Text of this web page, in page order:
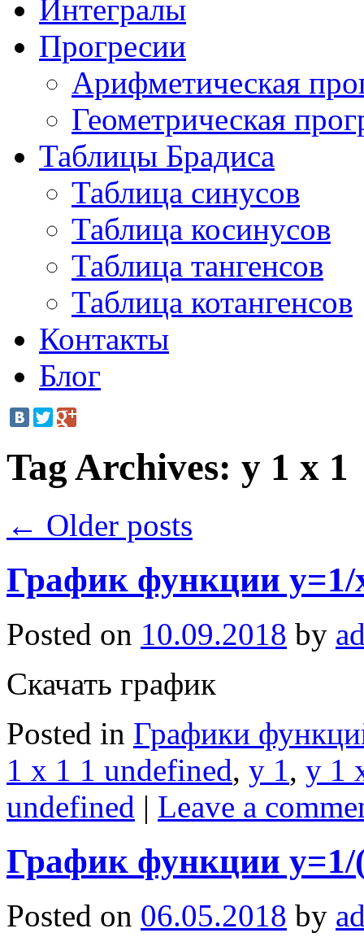
Интегралы
Прогресии
Арифметическая
Геометрическая
Таблицы Брадиса
Таблица синусов
Таблица косинусов
Таблица тангенсов
Таблица котангенсов
Контакты
Блог
Tag Archives: y 1 x 1
← Older posts
График функции y=1/
Posted on 10.09.2018 by
Скачать график
Posted in Графики
1 x 1 1 undefined, y 1, y 1
undefined | Leave a
График функции y=1/
Posted on 06.05.2018 by